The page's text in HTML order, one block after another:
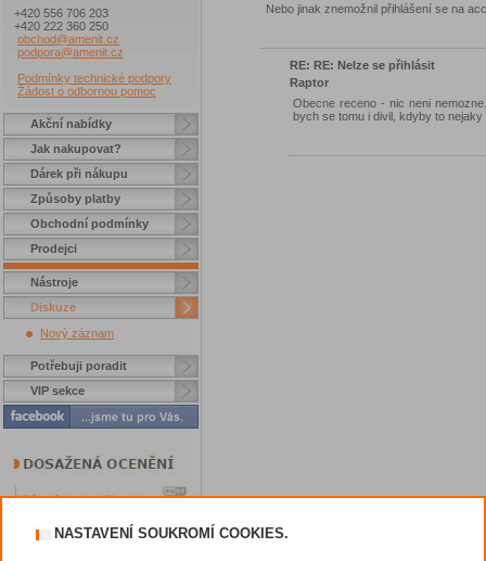
+420 556 706 203
+420 222 360 250
obchod@amenit.cz
podpora@amenit.cz
Podmínky technické podpory
Žádost o odbornou pomoc
Akční nabídky
Jak nakupovat?
Dárek při nákupu
Způsoby platby
Obchodní podmínky
Prodejci
Nástroje
Diskuze
Nový záznam
Potřebuji poradit
VIP sekce
Nebo jinak znemožnil přihlášení se na
RE: RE: Nelze se přihlásit
Raptor
Obecne receno - nic neni
bych se tomu i divil, kdyby to
NASTAVENÍ SOUKROMÍ COOKIES.